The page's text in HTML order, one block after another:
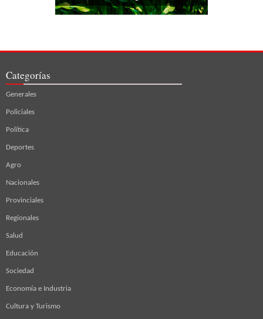
Categorías
Generales
Policiales
Política
Deportes
Agro
Nacionales
Provinciales
Regionales
Salud
Educación
Sociedad
Economía e Industria
Cultura y Turismo